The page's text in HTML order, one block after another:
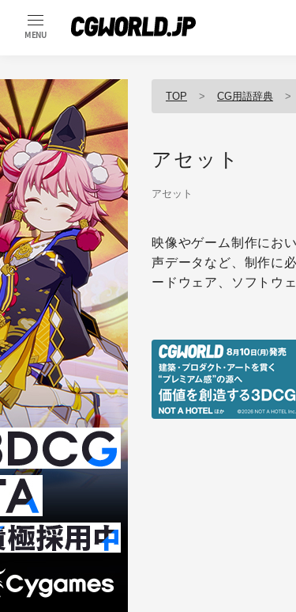
MENU
TOP CG用語辞典
アセット
アセット
映像やゲーム制作にお
声データなど、制作に
ードウェア、ソフトウ